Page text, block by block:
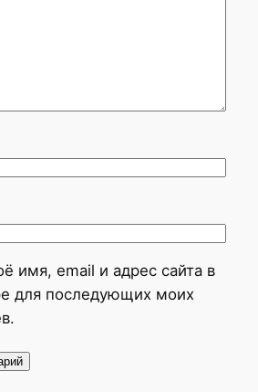
имя, email и адрес сайта в
для последующих моих